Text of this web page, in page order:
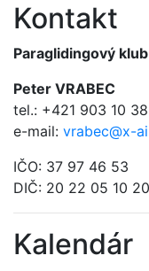
Kontakt
Paraglidingový
Peter VRABEC
tel.: +421 903 10
e-mail: vrabec@x-
IČO: 37 97 46 53
DIČ: 20 22 05 10 20
Kalendár